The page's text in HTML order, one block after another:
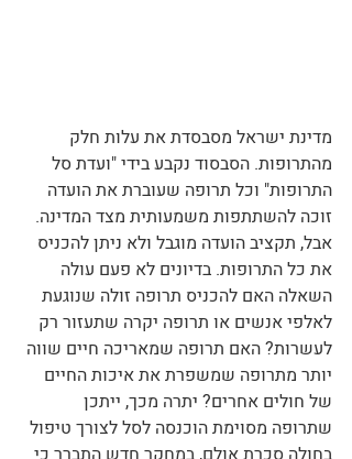
מדינת ישראל מסבסדת את עלות חלק
מהתרופות. הסבסוד נקבע בידי "ועדת סל
התרופות" וכל תרופה שעוברת את הועדה
זוכה להשתתפות משמעותית מצד המדינה.
אבל, תקציב הועדה מוגבל ולא ניתן להכניס
את כל התרופות. בדיונים לא פעם עולה
השאלה האם להכניס תרופה זולה שנוגעת
לאלפי אנשים או תרופה יקרה שתעזור רק
לעשרות? האם תרופה שמאריכה חיים שווה
יותר מתרופה שמשפרת את איכות החיים
של חולים אחרים? יתרה מכך, ייתכן
שתרופה מסוימת הוכנסה לסל לצורך טיפול